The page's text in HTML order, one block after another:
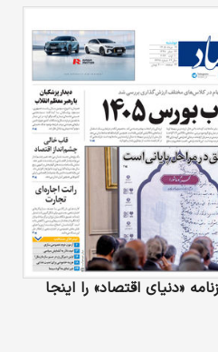
«دنیای‌ اقتصاد» را اینجا